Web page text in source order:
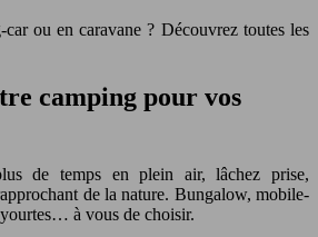
ou en caravane ? Découvrez toutes les
camping pour vos
de temps en plein air, lâchez prise,
de la nature. Bungalow, mobile-
à vous de choisir.